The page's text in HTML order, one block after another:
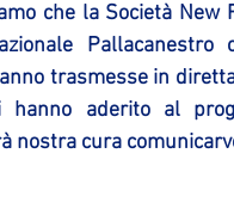
che la Società
Pallacanestro
trasmesse in
hanno aderito al
nostra cura